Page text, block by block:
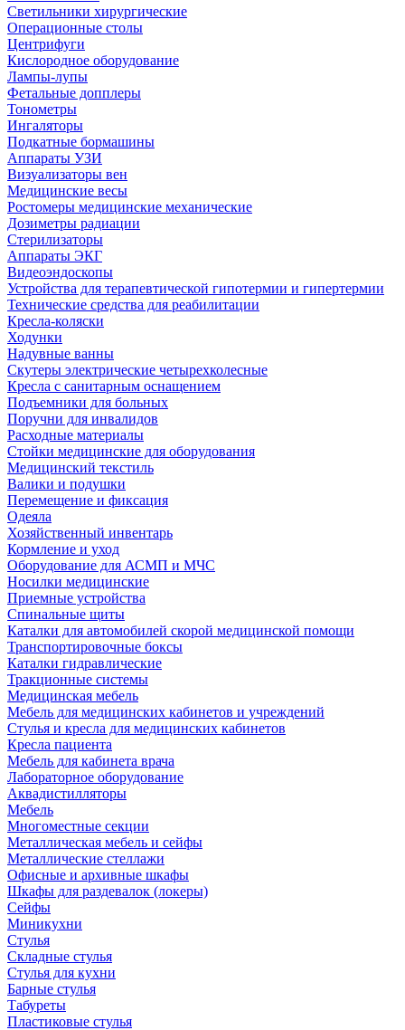
Светильники хирургические
Операционные столы
Центрифуги
Кислородное оборудование
Лампы-лупы
Фетальные допплеры
Тонометры
Ингаляторы
Подкатные бормашины
Аппараты УЗИ
Визуализаторы вен
Медицинские весы
Ростомеры медицинские механические
Дозиметры радиации
Стерилизаторы
Аппараты ЭКГ
Видеоэндоскопы
Устройства для терапевтической гипотермии и гипертермии
Технические средства для реабилитации
Кресла-коляски
Ходунки
Надувные ванны
Скутеры электрические четырехколесные
Кресла с санитарным оснащением
Подъемники для больных
Поручни для инвалидов
Расходные материалы
Стойки медицинские для оборудования
Медицинский текстиль
Валики и подушки
Перемещение и фиксация
Одеяла
Хозяйственный инвентарь
Кормление и уход
Оборудование для АСМП и МЧС
Носилки медицинские
Приемные устройства
Спинальные щиты
Каталки для автомобилей скорой медицинской помощи
Транспортировочные боксы
Каталки гидравлические
Тракционные системы
Медицинская мебель
Мебель для медицинских кабинетов и учреждений
Стулья и кресла для медицинских кабинетов
Кресла пациента
Мебель для кабинета врача
Лабораторное оборудование
Аквадистилляторы
Мебель
Многоместные секции
Металлическая мебель и сейфы
Металлические стеллажи
Офисные и архивные шкафы
Шкафы для раздевалок (локеры)
Сейфы
Миникухни
Стулья
Складные стулья
Стулья для кухни
Барные стулья
Табуреты
Пластиковые стулья